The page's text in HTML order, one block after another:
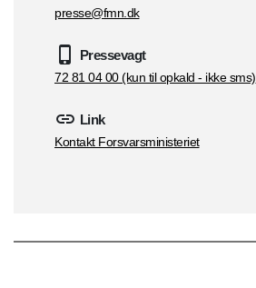
presse@fmn.dk
Pressevagt
72 81 04 00 (kun til opkald - ikke sms)
Link
Kontakt Forsvarsministeriet